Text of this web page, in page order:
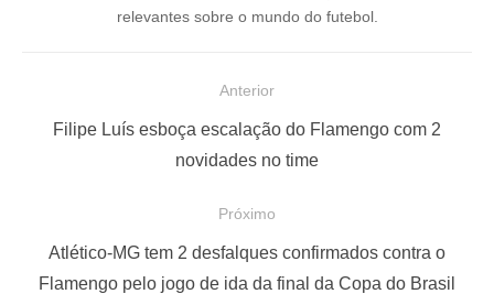
relevantes sobre o mundo do futebol.
Anterior
n
Filipe Luís esboça escalação do Flamengo com 2
novidades no time
Próximo
Atlético-MG tem 2 desfalques confirmados contra o
Flamengo pelo jogo de ida da final da Copa do Brasil